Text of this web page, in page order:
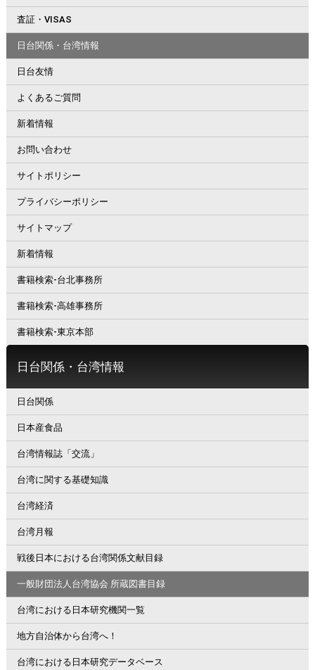
査証・VISAS
日台関係・台湾情報
日台友情
よくあるご質問
新着情報
お問い合わせ
サイトポリシー
プライバシーポリシー
サイトマップ
新着情報
書籍検索-台北事務所
書籍検索-高雄事務所
書籍検索-東京本部
日台関係・台湾情報
日台関係
日本産食品
台湾情報誌「交流」
台湾に関する基礎知識
台湾経済
台湾月報
戦後日本における台湾関係文献目録
一般財団法人台湾協会 所蔵図書目録
台湾における日本研究機関一覧
地方自治体から台湾へ！
台湾における日本研究データベース